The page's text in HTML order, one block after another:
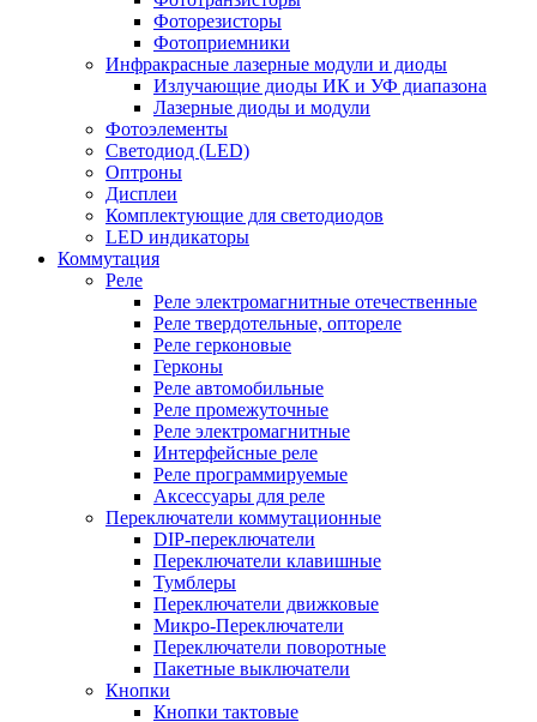
Фоторезисторы
Фотоприемники
Инфракрасные лазерные модули и диоды
Излучающие диоды ИК и УФ диапазона
Лазерные диоды и модули
Фотоэлементы
Светодиод (LED)
Оптроны
Дисплеи
Комплектующие для светодиодов
LED индикаторы
Коммутация
Реле
Реле электромагнитные отечественные
Реле твердотельные, оптореле
Реле герконовые
Герконы
Реле автомобильные
Реле промежуточные
Реле электромагнитные
Интерфейсные реле
Реле программируемые
Аксессуары для реле
Переключатели коммутационные
DIP-переключатели
Переключатели клавишные
Тумблеры
Переключатели движковые
Микро-Переключатели
Переключатели поворотные
Пакетные выключатели
Кнопки
Кнопки тактовые